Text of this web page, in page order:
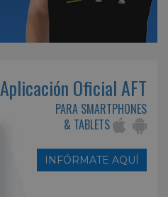
Aplicación Oficial AFT
PARA SMARTPHONES
& TABLETS
INFÓRMATE AQUÍ